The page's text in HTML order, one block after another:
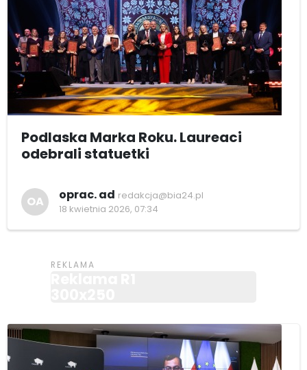
Podlaska Marka Roku. Laureaci
odebrali statuetki
OA oprac. ad redakcja@bia24.pl
18 kwietnia 2026, 07:34